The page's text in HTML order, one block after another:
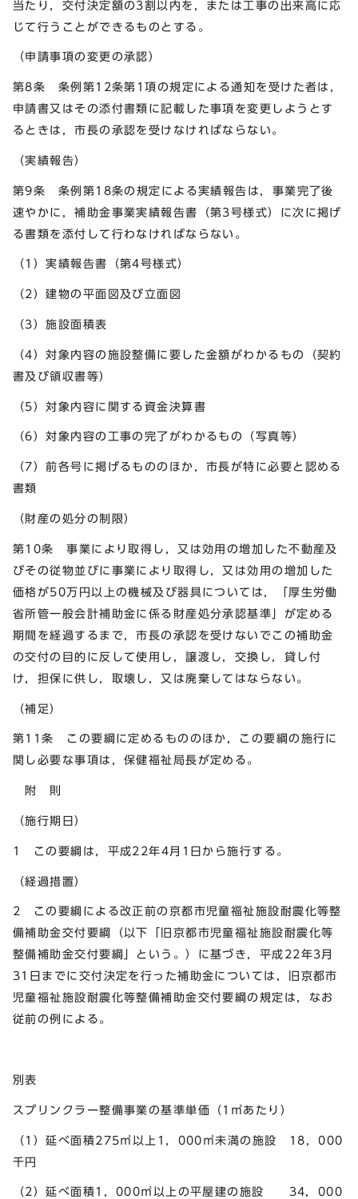
当たり，交付決定額の3割以内を，または工事の出来高に応
じて行うことができるものとする。
（申請事項の変更の承認）
第8条 条例第12条第1項の規定による通知を受けた者は，
申請書又はその添付書類に記載した事項を変更しようとす
るときは，市長の承認を受けなければならない。
（実績報告）
第9条 条例第18条の規定による実績報告は，事業完了後
速やかに，補助金事業実績報告書（第3号様式）に次に掲げ
る書類を添付して行わなければならない。
（1）実績報告書（第4号様式）
（2）建物の平面図及び立面図
（3）施設面積表
（4）対象内容の施設整備に要した金額がわかるもの（契約
書及び領収書等）
（5）対象内容に関する資金決算書
（6）対象内容の工事の完了がわかるもの（写真等）
（7）前各号に掲げるもののほか，市長が特に必要と認める
書類
（財産の処分の制限）
第10条 事業により取得し，又は効用の増加した不動産及
びその従物並びに事業により取得し，又は効用の増加した
価格が50万円以上の機械及び器具については，「厚生労働
省所管一般会計補助金に係る財産処分承認基準」が定める
期間を経過するまで，市長の承認を受けないでこの補助金
の交付の目的に反して使用し，譲渡し，交換し，貸し付
け，担保に供し，取壊し，又は廃棄してはならない。
（補足）
第11条 この要綱に定めるもののほか，この要綱の施行に
関し必要な事項は，保健福祉局長が定める。
附 則
（施行期日）
1 この要綱は，平成22年4月1日から施行する。
（経過措置）
2 この要綱による改正前の京都市児童福祉施設耐震化等整
備補助金交付要綱（以下「旧京都市児童福祉施設耐震化等
整備補助金交付要綱」という。）に基づき，平成22年3月
31日までに交付決定を行った補助金については，旧京都市
児童福祉施設耐震化等整備補助金交付要綱の規定は，なお
従前の例による。
別表
スプリンクラー整備事業の基準単価（1㎡あたり）
（1）延べ面積275㎡以上1，000㎡未満の施設 18，000
千円
（2）延べ面積1，000㎡以上の平屋建の施設 34，000